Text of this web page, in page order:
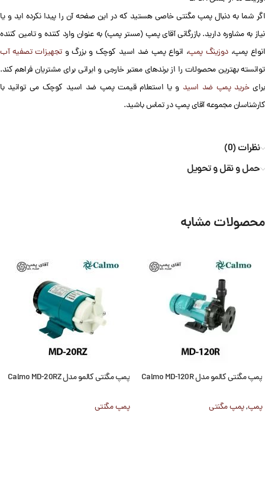
اگر شما به دنبال پمپ مگنتی خاصی هستید که در این صفحه آن را پیدا نکرده اید و یا
نیاز به مشاوره دارید. بازرگانی آقای پمپ (مستر پمپ) به عنوان وارد کننده و تامین کننده
انواع پمپ،دوزینگ پمپ، انواع پمپ ضد اسید کوچک و بزرگ وتجهیزات تصفیه آب
توانسته بهترین محصولات را از برندهای معتبر خارجی و ایرانی برای مشتریان فراهم کند.
برایخرید پمپ ضد اسید و یا استعلام قیمت پمپ ضد اسید کوچک می توانید با
کارشناسان مجموعه آقای پمپ در تماس باشید.
نظرات (0)
حمل و نقل و تحویل
محصولات مشابه
پمپ مگنتی کالمو مدل Calmo MD-120R
پمپ,پمپ مگنتی
پمپ مگنتی کالمو مدل Calmo MD-20RZ
پمپ مگنتی